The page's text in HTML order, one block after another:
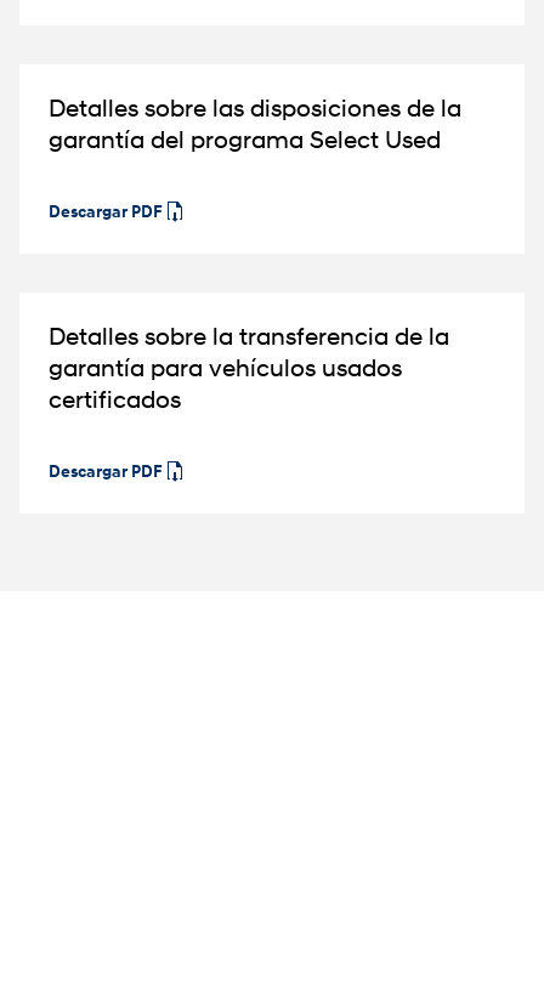
Detalles sobre las disposiciones de la
garantía del programa Select Used
Descargar PDF
Detalles sobre la transferencia de la
garantía para vehículos usados
certificado⁠s
Descargar PDF